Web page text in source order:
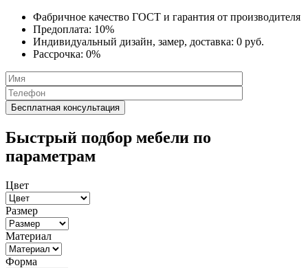
Фабричное качество ГОСТ и гарантия от производителя
Предоплата: 10%
Индивидуальный дизайн, замер, доставка: 0 руб.
Рассрочка: 0%
Быстрый подбор мебели по
параметрам
Цвет
Размер
Материал
Форма